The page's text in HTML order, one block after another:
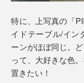
特に、上写真の「
イドテーブル/イン
ーンがほぼ同じ。
って、大好きな色
置きたい！